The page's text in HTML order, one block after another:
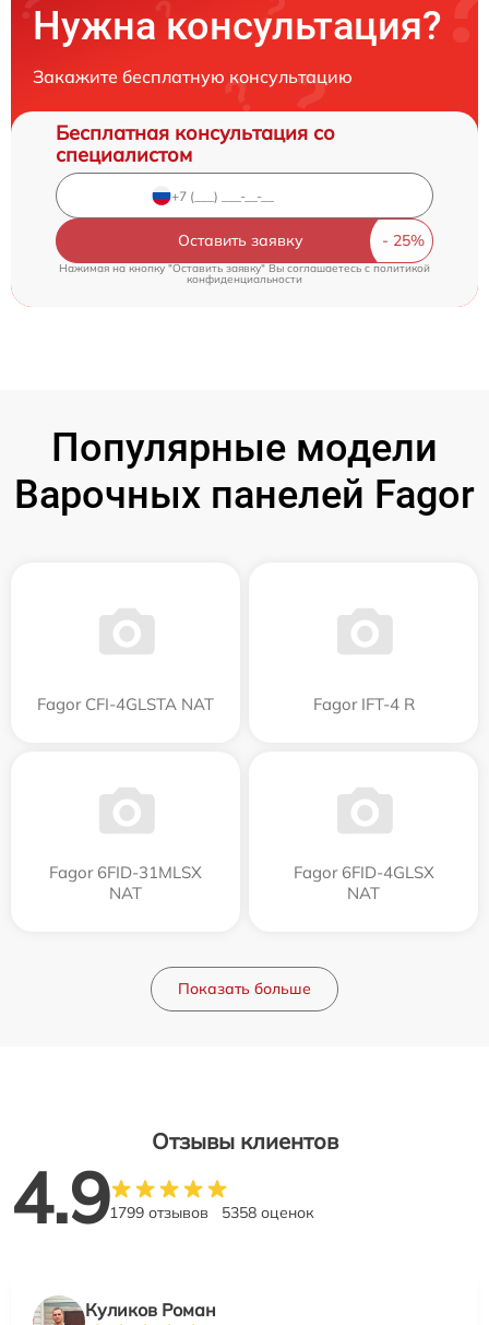
Нужна консультация?
Закажите бесплатную консультацию
Бесплатная консультация со
специалистом
Оставить заявку
Нажимая на кнопку "Оставить заявку" Вы соглашаетесь c политикой
конфиденциальности
Популярные модели
Варочных панелей Fagor
Fagor CFI-4GLSTA NAT Fagor IFT-4 R
Fagor 6FID-31MLSX
NAT
Fagor 6FID-4GLSX
NAT
Показать больше
Отзывы клиентов
4.91799 отзывов 5358 оценок
Куликов Роман